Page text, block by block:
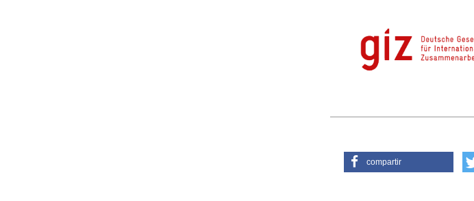
compartir